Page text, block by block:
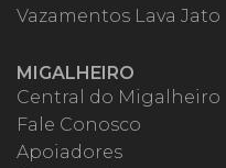
Vazamentos Lava Jato
MIGALHEIRO
Central do Migalheiro
Fale Conosco
Apoiadores